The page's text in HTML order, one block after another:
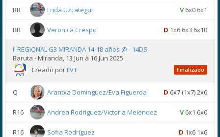
RR Frida Uzcategui V6x0 6x1
RR Veronica Crespo D 1x6 6x3 6x10
II REGIONAL G3 MIRANDA 14-18 años @ - 14DS
Baruta - Miranda, 13 Jun à 16 Jun 2025
Creado porFVT Finalizado
Q Arantxa Dominguez/Eva Figueroa D 6x7 (1x7) 2x6
R16 Andrea Rodriguez/Victoria Meléndez V6x1 6x0
R16 Sofia Rodriguez D 1x6 1x6